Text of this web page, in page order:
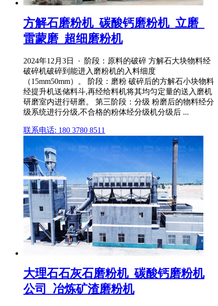
方解石磨粉机_碳酸钙磨粉机_立磨_
雷蒙磨_超细磨粉机
2024年12月3日 · 阶段：原料的破碎 方解石大块物料经
破碎机破碎到能进入磨粉机的入料细度
（15mm50mm）。 阶段：磨粉 破碎后的方解石小块物料
经提升机送储料斗,再经给料机将其均匀定量的送入磨机
研磨室内进行研磨。 第三阶段：分级 粉磨后的物料经分
级系统进行分级,不合格的粉体经分级机分级后 ...
联系电话: 180 3780 8511
大理石石灰石磨粉机_碳酸钙磨粉机
公司_冶炼矿渣磨粉机